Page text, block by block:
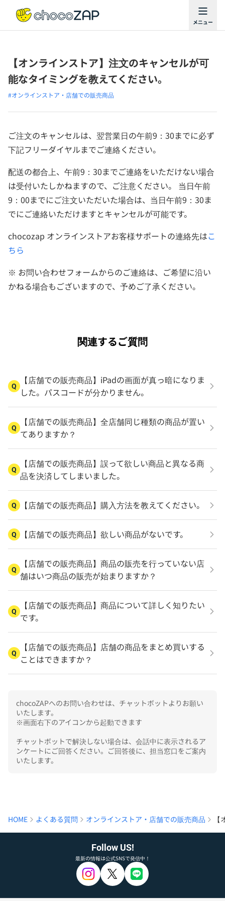
【オンラインストア】注文のキャンセルが可
能なタイミングを教えてください。
#オンラインストア・店舗での販売商品
ご注文のキャンセルは、翌営業日の午前9：30までに必ず
下記フリーダイヤルまでご連絡ください。
配送の都合上、午前9：30までご連絡をいただけない場合
は受付いたしかねますので、ご注意ください。 当日午前
9：00までにご注文いただいた場合は、当日午前9：30ま
でにご連絡いただけますとキャンセルが可能です。
chocozap オンラインストアお客様サポートの連絡先はこ
ちら
※ お問い合わせフォームからのご連絡は、ご希望に沿い
かねる場合もございますので、予めご了承ください。
関連するご質問
Q
【店舗での販売商品】iPadの画面が真っ暗になりま
した。パスコードが分かりません。
Q
【店舗での販売商品】全店舗同じ種類の商品が置い
てありますか？
Q
【店舗での販売商品】誤って欲しい商品と異なる商
品を決済してしまいました。
Q 【店舗での販売商品】購入方法を教えてください。
Q 【店舗での販売商品】欲しい商品がないです。
Q
【店舗での販売商品】商品の販売を行っていない店
舗はいつ商品の販売が始まりますか？
Q
【店舗での販売商品】商品について詳しく知りたい
です。
Q
【店舗での販売商品】店舗の商品をまとめ買いする
ことはできますか？
chocoZAPへのお問い合わせは、チャットボットよりお願い
いたします。
※画面右下のアイコンから起動できます
チャットボットで解決しない場合は、会話中に表示されるア
ンケートにご回答ください。ご回答後に、担当窓口をご案内
いたします。
HOME よくある質問 オンラインストア・店舗での販売商品
Follow US!
最新の情報は公式SNSで発信中！